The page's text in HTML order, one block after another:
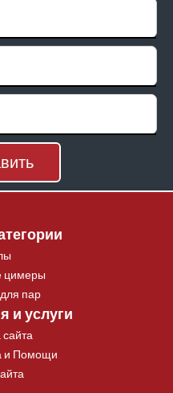
цимеры
пар
и услуги
и Помощи